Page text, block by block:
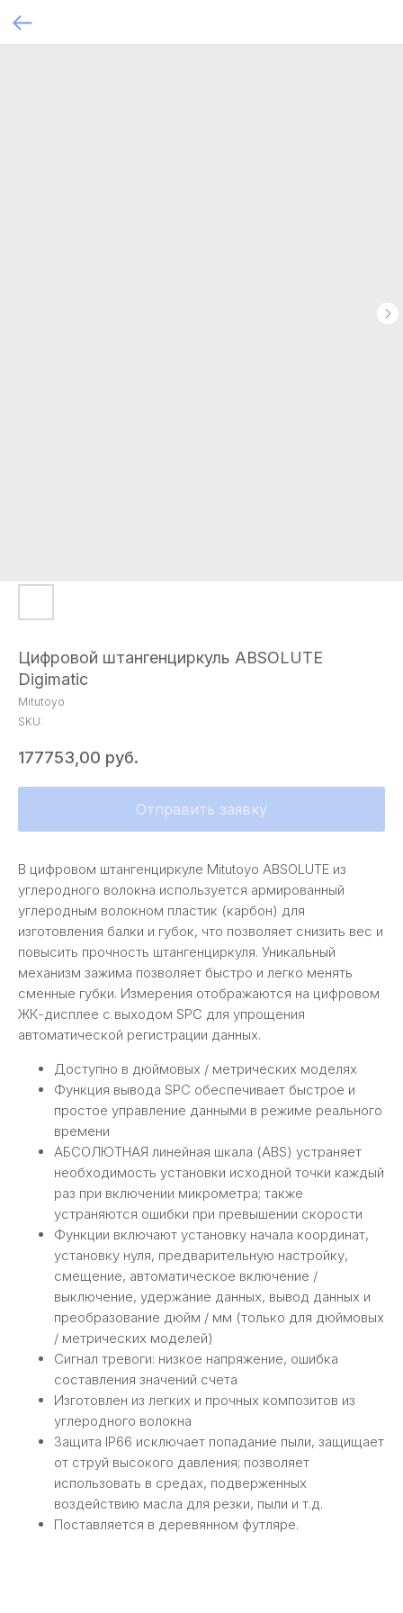
Цифровой штангенциркуль ABSOLUTE
Digimatic
Mitutoyo
SKU:
177753,00 руб.
Отправить заявку
В цифровом штангенциркуле Mitutoyo ABSOLUTE из
углеродного волокна используется армированный
углеродным волокном пластик (карбон) для
изготовления балки и губок, что позволяет снизить вес и
повысить прочность штангенциркуля. Уникальный
механизм зажима позволяет быстро и легко менять
сменные губки. Измерения отображаются на цифровом
ЖК-дисплее с выходом SPC для упрощения
автоматической регистрации данных.
Доступно в дюймовых / метрических моделях
Функция вывода SPC обеспечивает быстрое и
простое управление данными в режиме реального
времени
АБСОЛЮТНАЯ линейная шкала (ABS) устраняет
необходимость установки исходной точки каждый
раз при включении микрометра; также
устраняются ошибки при превышении скорости
Функции включают установку начала координат,
установку нуля, предварительную настройку,
смещение, автоматическое включение /
выключение, удержание данных, вывод данных и
преобразование дюйм / мм (только для дюймовых
/ метрических моделей)
Сигнал тревоги: низкое напряжение, ошибка
составления значений счета
Изготовлен из легких и прочных композитов из
углеродного волокна
Защита IP66 исключает попадание пыли, защищает
от струй высокого давления; позволяет
использовать в средах, подверженных
воздействию масла для резки, пыли и т.д.
Поставляется в деревянном футляре.